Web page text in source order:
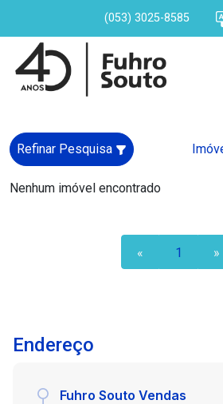
(053) 3025-8585
Refinar Pesquisa
Nenhum imóvel encontrado
« 1 »
Endereço
Fuhro Souto Vendas